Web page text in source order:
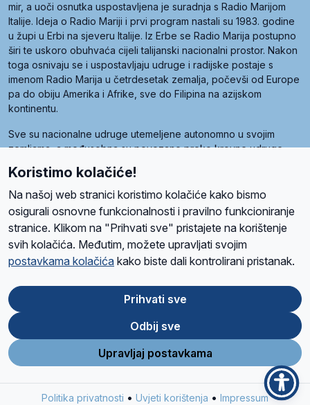
mir, a uoči osnutka uspostavljena je suradnja s Radio Marijom
Italije. Ideja o Radio Mariji i prvi program nastali su 1983. godine
u župi u Erbi na sjeveru Italije. Iz Erbe se Radio Marija postupno
širi te uskoro obuhvaća cijeli talijanski nacionalni prostor. Nakon
toga osnivaju se i uspostavljaju udruge i radijske postaje s
imenom Radio Marija u četrdesetak zemalja, počevši od Europe
pa do obiju Amerika i Afrike, sve do Filipina na azijskom
kontinentu.
Sve su nacionalne udruge utemeljene autonomno u svojim
zemljama, a međusobna su povezane preko krovne udruge
Radio Maria). Svjetsku obitelj utemeljilo je sedam članica, među
kojima je i hrvatska Udruga Radio Marija.
O namaRadio ProgramVolonteriPrijateljiKontaktPravila privatnosti
Ova stranica je zaštićena Google reCAPTCHA sustavom
Store
Google
Play
Koristimo kolačiće!
Na našoj web stranici koristimo kolačiće kako bismo
osigurali osnovne funkcionalnosti i pravilno funkcioniranje
stranice. Klikom na "Prihvati sve" pristajete na korištenje
svih kolačića. Međutim, možete upravljati svojim
postavkama kolačića kako biste dali kontrolirani pristanak.
Prihvati sve
Odbij sve
Upravljaj postavkama
Politika privatnosti • Uvjeti korištenja • Impressum